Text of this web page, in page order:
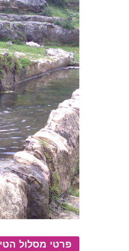
פרטי מסלול